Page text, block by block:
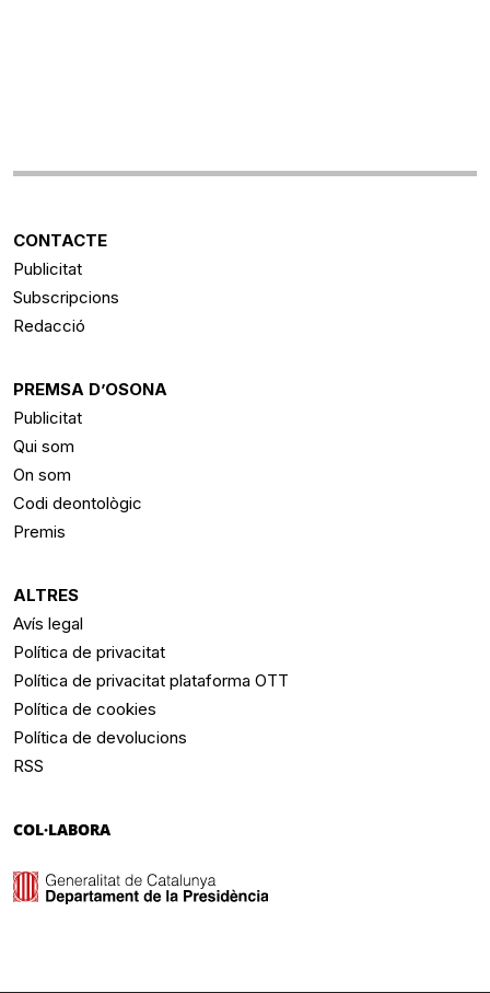
CONTACTE
Publicitat
Subscripcions
Redacció
PREMSA D’OSONA
Publicitat
Qui som
On som
Codi deontològic
Premis
ALTRES
Avís legal
Política de privacitat
Política de privacitat plataforma OTT
Política de cookies
Política de devolucions
RSS
COL·LABORA